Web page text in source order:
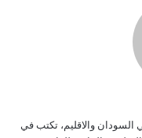
والاقليم، تكتب في